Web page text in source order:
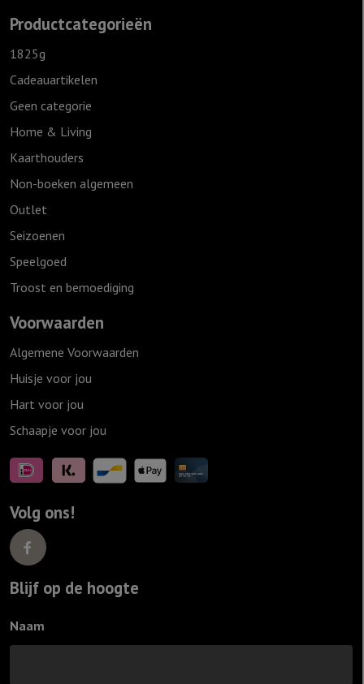
Productcategorieën
1825g
Cadeauartikelen
Geen categorie
Home & Living
Kaarthouders
Non-boeken algemeen
Outlet
Seizoenen
Speelgoed
Troost en bemoediging
Voorwaarden
Algemene Voorwaarden
Huisje voor jou
Hart voor jou
Schaapje voor jou
Volg ons!
Blijf op de hoogte
Naam